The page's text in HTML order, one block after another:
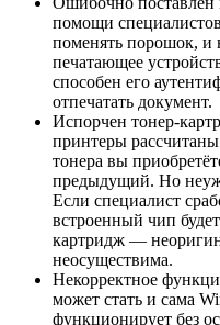
помощи
поменять порошок, и
печатающее
способен его
отпечатать документ.
Испорчен тонер-
принтеры
тонера вы
предыдущий. Но
Если специалист
встроенный чип
картридж —
неосуществима.
Некорректное
может стать и сама
функционирует без